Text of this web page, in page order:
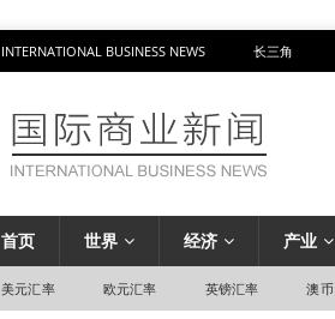
INTERNATIONAL BUSINESS NEWS 长三角
首页 世界 经济 产业
美元汇率 欧元汇率 英镑汇率 澳币